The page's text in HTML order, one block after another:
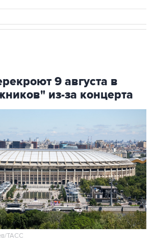
9 августа в
из-за концерта
ТАСС